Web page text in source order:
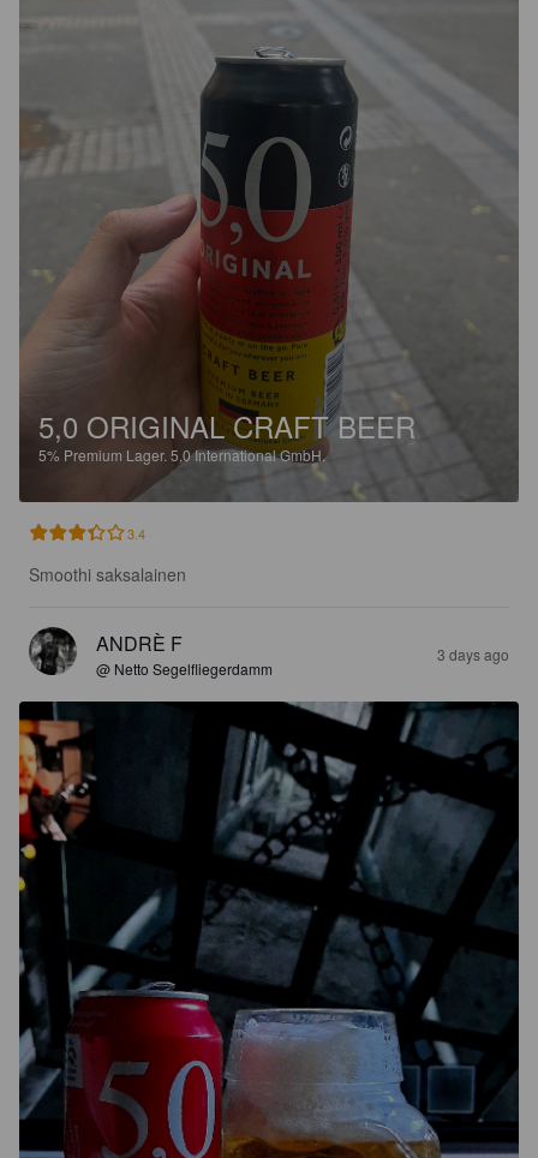
5,0 ORIGINAL CRAFT BEER
5% Premium Lager. 5,0 International GmbH.
3.4
Smoothi saksalainen
ANDRÈ F
@ Netto Segelfliegerdamm
3 days ago